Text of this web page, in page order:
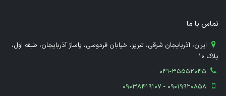
تماس با ما
​ ایران، آذربایجان شرقی، تبریز، خیابان فردوسی، پاساژ آذربایجان، طبقه اول،
پلاک 10
041-35552045
09038419107-09019920858